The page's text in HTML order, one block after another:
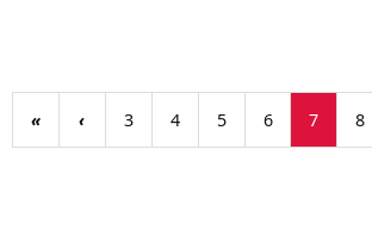
« ‹ 3 4 5 6 7 8